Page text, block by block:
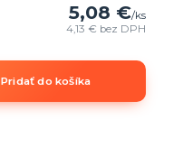
5,08 €/ks
4,13 € bez DPH
Pridať do košíka